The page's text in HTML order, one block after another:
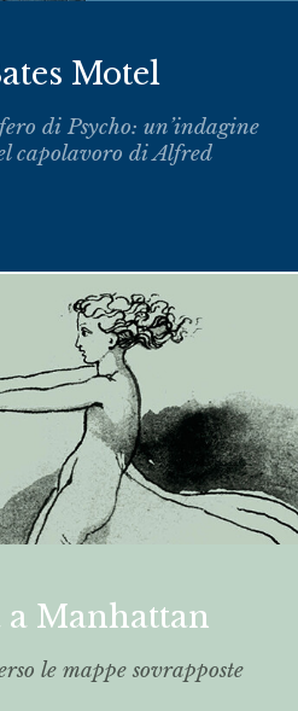
Motel
di Psycho: un’indagine
capolavoro di Alfred
Manhattan
le mappe sovrapposte